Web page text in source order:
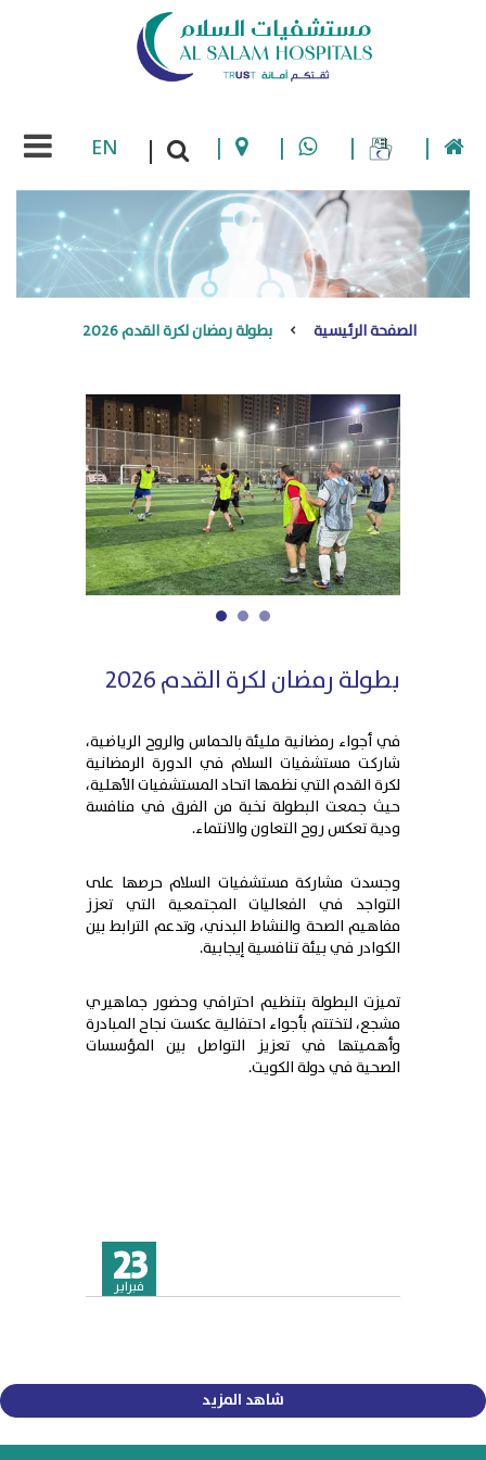
|
|
|
|
|
EN
الصفحة الرئيسية بطولة رمضان لكرة القدم 2026
1 2 3
بطولة رمضان لكرة القدم 2026
في أجواء رمضانية مليئة بالحماس والروح الرياضية،
شاركت مستشفيات السلام في الدورة الرمضانية
لكرة القدم التي نظمها اتحاد المستشفيات الأهلية،
حيث جمعت البطولة نخبة من الفرق في منافسة
ودية تعكس روح التعاون والانتماء.
وجسدت مشاركة مستشفيات السلام حرصها على
التواجد في الفعاليات المجتمعية التي تعزز
مفاهيم الصحة والنشاط البدني، وتدعم الترابط بين
الكوادر في بيئة تنافسية إيجابية.
تميزت البطولة بتنظيم احترافي وحضور جماهيري
مشجع، لتختتم بأجواء احتفالية عكست نجاح المبادرة
وأهميتها في تعزيز التواصل بين المؤسسات
الصحية في دولة الكويت.
23
فبراير
شاهد المزيد